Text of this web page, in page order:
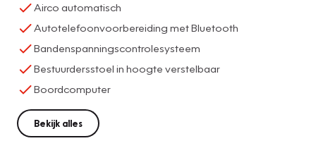
Airco automatisch
Autotelefoonvoorbereiding met Bluetooth
Bandenspanningscontrolesysteem
Bestuurdersstoel in hoogte verstelbaar
Boordcomputer
Bekijk alles